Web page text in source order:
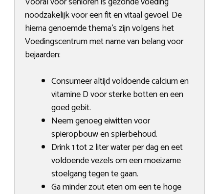
noodzakelijk voor een fit en vitaal gevoel. De
hierna genoemde thema’s zijn volgens het
Voedingscentrum met name van belang voor
bejaarden:
Consumeer altijd voldoende calcium en
vitamine D voor sterke botten en een
goed gebit.
Neem genoeg eiwitten voor
spieropbouw en spierbehoud.
Drink 1 tot 2 liter water per dag en eet
voldoende vezels om een moeizame
stoelgang tegen te gaan.
Ga minder zout eten om een te hoge